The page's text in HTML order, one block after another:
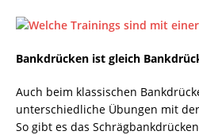
Bankdrücken ist gleich
Auch beim klassischen
unterschiedliche Übungen mit
So gibt es das